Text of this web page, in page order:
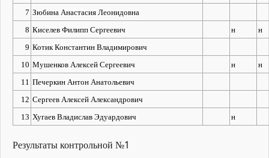
7 Зюбина Анастасия Леонидовна
8 Киселев Филипп Сергеевич н
н
9 Котик Константин Владимирович
10 Мушенков Алексей Сергеевич н
н
11 Печеркин Антон Анатольевич
12 Сергеев Алексей Александрович
13 Хугаев Владислав Эдуардович н
Результаты контрольной №1